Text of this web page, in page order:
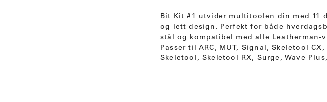
Bit Kit #1 utvider multitoolen din med 11
og lett design. Perfekt for både
stål og kompatibel med alle Leatherman-
Passer til ARC, MUT, Signal, Skeletool
Skeletool, Skeletool RX, Surge, Wave